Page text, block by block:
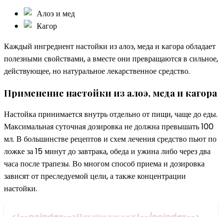
Алоэ и мед
Кагор
Каждый ингредиент настойки из алоэ, меда и кагора обладает
полезными свойствами, а вместе они превращаются в сильное,
действующее, но натуральное лекарственное средство.
Применение настойки из алоэ, меда и кагора
Настойка принимается внутрь отдельно от пищи, чаще до еды.
Максимальная суточная дозировка не должна превышать 100
мл. В большинстве рецептов и схем лечения средство пьют по
ложке за 15 минут до завтрака, обеда и ужина либо через два
часа после трапезы. Во многом способ приема и дозировка
зависят от преследуемой цели, а также концентрации
настойки.